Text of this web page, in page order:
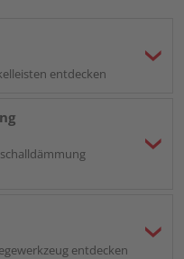
entdecken
entdecken